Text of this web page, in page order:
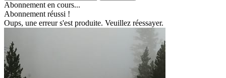
Abonnement en cours...
Abonnement réussi !
Oups, une erreur s'est produite. Veuillez réessayer.